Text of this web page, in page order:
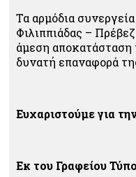
Τα αρμόδια
Φιλιππιάδας –
άμεση αποκατάσταση
δυνατή επαναφορά
Ευχαριστούμε για
Εκ του Γραφείου